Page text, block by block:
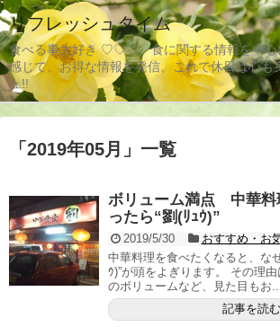
リフレッシュタイム
食べる事大好き ♡♡♡ 食に関する情報を中心
感じて、お得な情報を発信。これで休日は心も
ュ!!
「 2019年05月 」 一覧
ボリューム満点 中華料
ったら“劉(ﾘｭｳ)”
2019/5/30
おすすめ・お
中華料理を食べたくなると、な
ｳ)”が頭をよぎります。 その理
のボリュームなど、見た目もお...
記事を読む